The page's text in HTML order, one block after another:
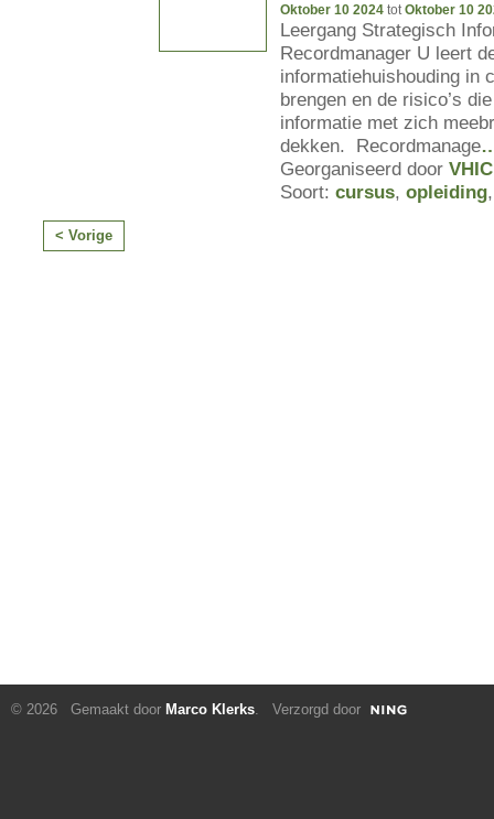
Oktober 10 2024 tot Oktober 10
Leergang Strategisch
Recordmanager U leert
informatiehuishouding in
brengen en de risico’s
informatie met zich
dekken. Recordmanage
Georganiseerd door
Soort: cursus, opleiding
< Vorige
© 2026 Gemaakt door Marco Klerks . Verzorgd door